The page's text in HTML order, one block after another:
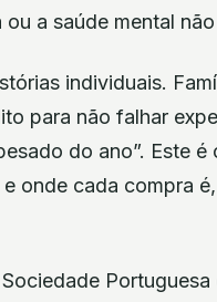
a saúde mental
individuais.
para não falhar
do ano”. Este
onde cada compra